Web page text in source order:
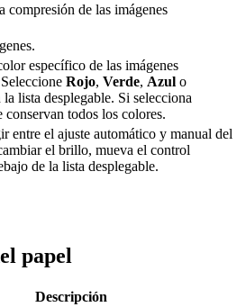
compresión de las imágenes
específico de las imágenes
Rojo, Verde, Azul o
la lista desplegable. Si selecciona
conservan todos los colores.
entre el ajuste automático y manual del
el brillo, mueva el control
de la lista desplegable.
papel
Descripción